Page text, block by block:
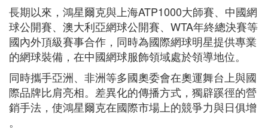
長期以來，鴻星爾克與上海ATP1000大師賽、中國網
球公開賽、澳大利亞網球公開賽、WTA年終總決賽等
國內外頂級賽事合作，同時為國際網球明星提供專業
的網球裝備，在中國網球服飾領域處於領導地位。
同時攜手亞洲、非洲等多國奧委會在奧運舞台上與國
際品牌比肩亮相。差異化的傳播方式，獨辟蹊徑的營
銷手法，使鴻星爾克在國際市場上的競爭力與日俱增
。